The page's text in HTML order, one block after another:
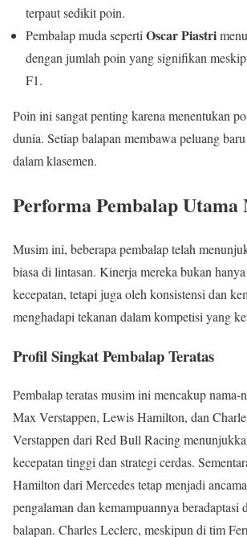
terpaut sedikit poin.
Pembalap muda seperti Oscar Piastri
dengan jumlah poin yang signifikan
F1.
Poin ini sangat penting karena menentukan
dunia. Setiap balapan membawa peluang
dalam klasemen.
Performa Pembalap
Musim ini, beberapa pembalap telah
biasa di lintasan. Kinerja mereka bukan
kecepatan, tetapi juga oleh konsistensi dan
menghadapi tekanan dalam kompetisi yang
Profil Singkat Pembalap Teratas
Pembalap teratas musim ini mencakup
Max Verstappen, Lewis Hamilton, dan
Verstappen dari Red Bull Racing
kecepatan tinggi dan strategi cerdas.
Hamilton dari Mercedes tetap menjadi
pengalaman dan kemampuannya beradaptasi
balapan. Charles Leclerc, meskipun di tim